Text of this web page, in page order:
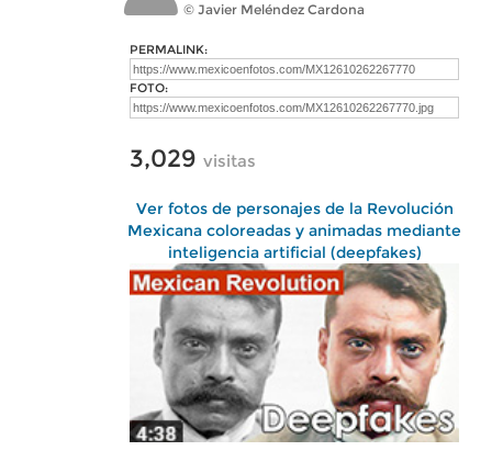
© Javier Meléndez Cardona
PERMALINK:
FOTO:
3,029 visitas
Ver fotos de personajes de la Revolución
Mexicana coloreadas y animadas mediante
inteligencia artificial (deepfakes)